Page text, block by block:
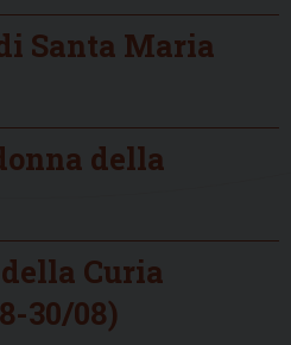
Santa Maria
della
Curia
30/08)